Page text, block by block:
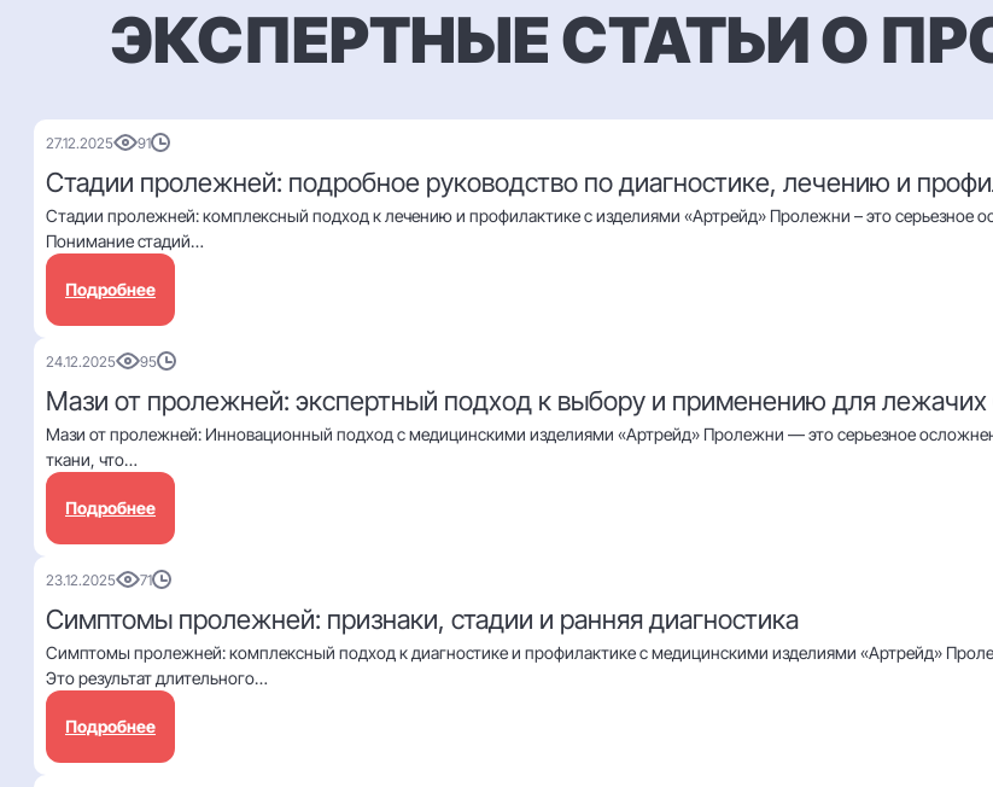
ЭКСПЕРТНЫЕ СТАТЬИ О
27.12.2025 91
Стадии пролежней: подробное руководство по диагностике, лечению и
Стадии пролежней: комплексный подход к лечению и профилактике с изделиями «Артрейд» Пролежни – это серьезное
Понимание стадий…
Подробнее
24.12.2025 95
Мази от пролежней: экспертный подход к выбору и применению для
Мази от пролежней: Инновационный подход с медицинскими изделиями «Артрейд» Пролежни — это серьезное
ткани, что…
Подробнее
23.12.2025 71
Симптомы пролежней: признаки, стадии и ранняя диагностика
Симптомы пролежней: комплексный подход к диагностике и профилактике с медицинскими изделиями «Артрейд»
Это результат длительного…
Подробнее